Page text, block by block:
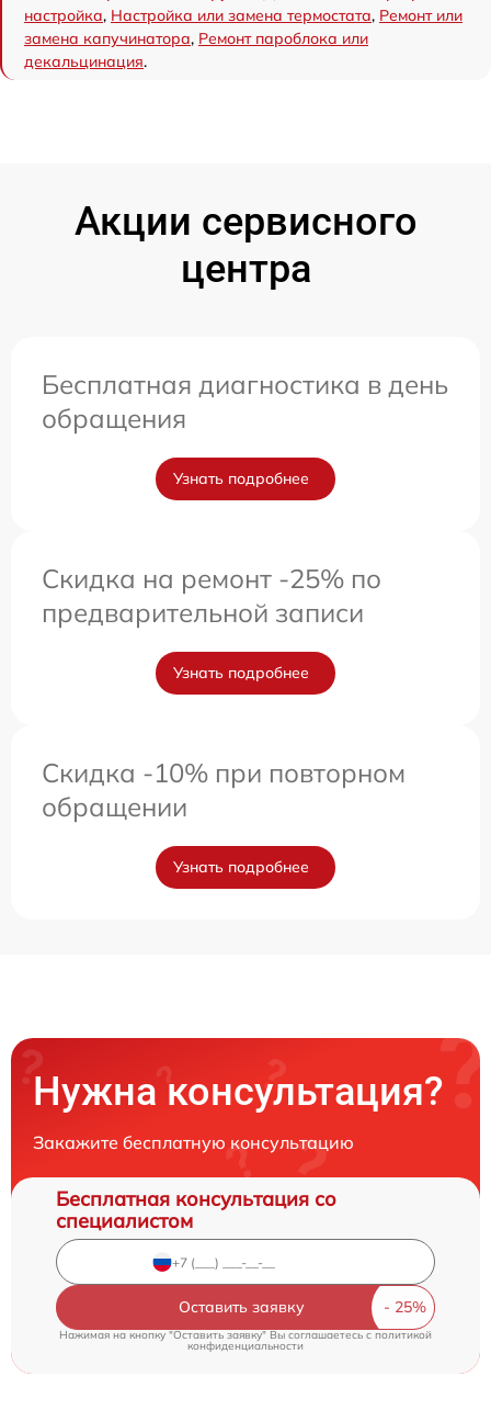
настройка, Настройка или замена термостата, Ремонт или
замена капучинатора, Ремонт пароблока или
декальцинация.
Акции сервисного
центра
Бесплатная диагностика в день
обращения
Узнать подробнее
Скидка на ремонт -25% по
предварительной записи
Узнать подробнее
Скидка -10% при повторном
обращении
Узнать подробнее
Нужна консультация?
Закажите бесплатную консультацию
Бесплатная консультация со
специалистом
Оставить заявку
Нажимая на кнопку "Оставить заявку" Вы соглашаетесь cполитикой
конфиденциальности